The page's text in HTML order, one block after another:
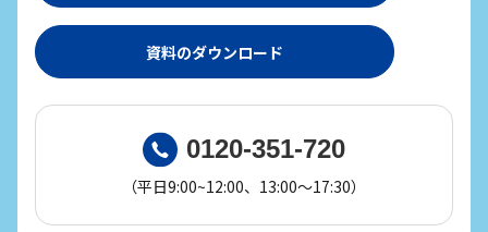
資料のダウンロード
0120-351-720
（平日9:00~12:00、13:00～17:30）